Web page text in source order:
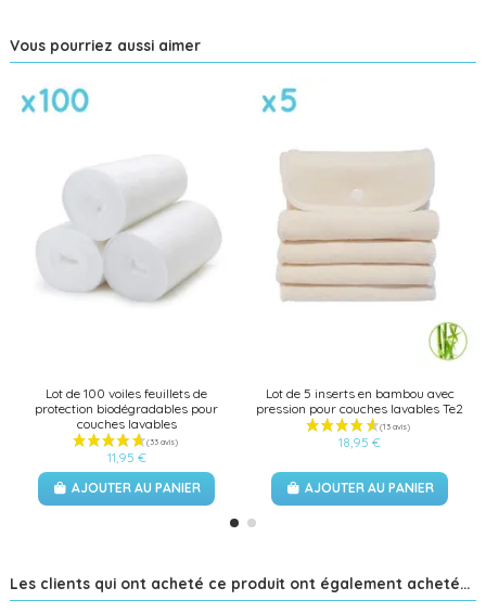
Vous pourriez aussi aimer
Lot de 100 voiles feuillets de
protection biodégradables pour
couches lavables
11,95 €
AJOUTER AU PANIER
Lot de 5 inserts en bambou avec
pression pour couches lavables Te2
18,95 €
AJOUTER AU PANIER
Les clients qui ont acheté ce produit ont également acheté...